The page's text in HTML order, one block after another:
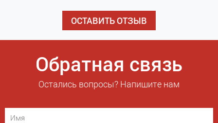
ОСТАВИТЬ ОТЗЫВ
Обратная связь
Остались вопросы? Напишите нам